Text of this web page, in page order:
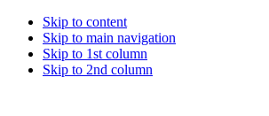
Skip to content
Skip to main navigation
Skip to 1st column
Skip to 2nd column